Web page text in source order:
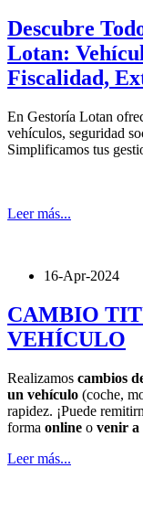
Descubre
Lotan:
Fiscalidad,
En Gestoría Lotan
vehículos, seguridad
Simplificamos tus
Leer más...
16-Apr-2024
CAMBIO
VEHÍCULO
Realizamos cambios
un vehículo (coche,
rapidez. ¡Puede
forma online o venir a
Leer más...